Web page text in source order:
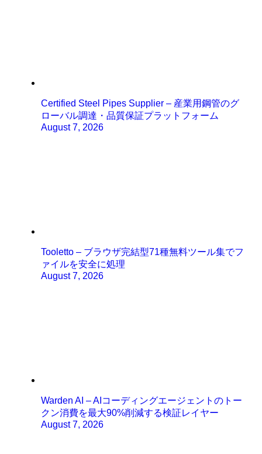
Certified Steel Pipes Supplier – 産業用鋼管のグ
ローバル調達・品質保証プラットフォーム
August 7, 2026
Tooletto – ブラウザ完結型71種無料ツール集でフ
ァイルを安全に処理
August 7, 2026
Warden AI – AIコーディングエージェントのトー
クン消費を最大90%削減する検証レイヤー
August 7, 2026